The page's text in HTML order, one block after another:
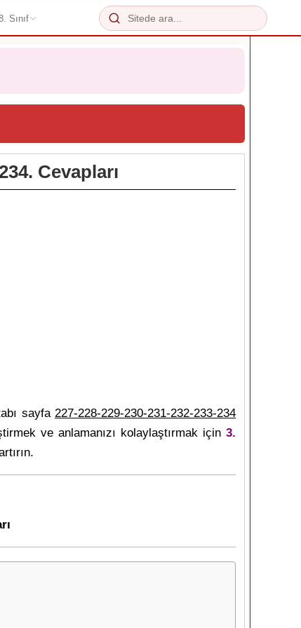
Sınıf
Cevapları
sayfa227-228-229-230-231-232-233-234
ve anlamanızı kolaylaştırmak için 3.